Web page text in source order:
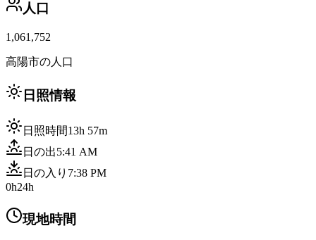
人口
1,061,752
高陽市の人口
日照情報
日照時間13h 57m
日の出5:41 AM
日の入り 7:38 PM
0h24h
現地時間